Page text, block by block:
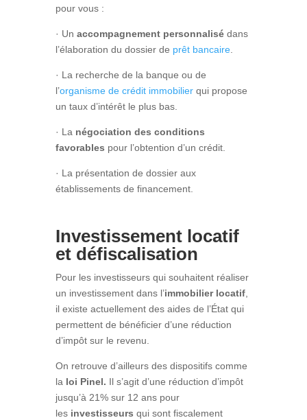
pour vous :
· Un accompagnement personnalisé dans
l’élaboration du dossier de prêt bancaire.
· La recherche de la banque ou de
l’organisme de crédit immobilier qui propose
un taux d’intérêt le plus bas.
· La négociation des conditions
favorables pour l’obtention d’un crédit.
· La présentation de dossier aux
établissements de financement.
Investissement locatif
et défiscalisation
Pour les investisseurs qui souhaitent réaliser
un investissement dans l’immobilier locatif,
il existe actuellement des aides de l’État qui
permettent de bénéficier d’une réduction
d’impôt sur le revenu.
On retrouve d’ailleurs des dispositifs comme
la loi Pinel. Il s’agit d’une réduction d’impôt
jusqu’à 21% sur 12 ans pour
les investisseurs qui sont fiscalement